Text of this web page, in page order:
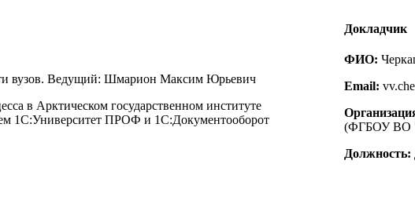
вузов. Ведущий: Шмарион Максим Юрьевич
в Арктическом государственном институте
1С:Университет ПРОФ и 1С:Документооборот
Докладчик
ФИО:
Email:
(ФГБОУ
Должность: